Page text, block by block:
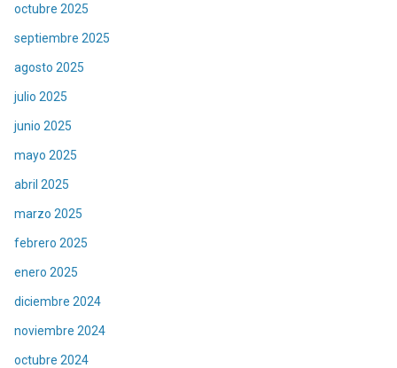
octubre 2025
septiembre 2025
agosto 2025
julio 2025
junio 2025
mayo 2025
abril 2025
marzo 2025
febrero 2025
enero 2025
diciembre 2024
noviembre 2024
octubre 2024